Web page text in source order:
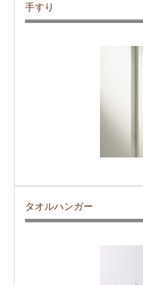
手すり
タオルハンガー